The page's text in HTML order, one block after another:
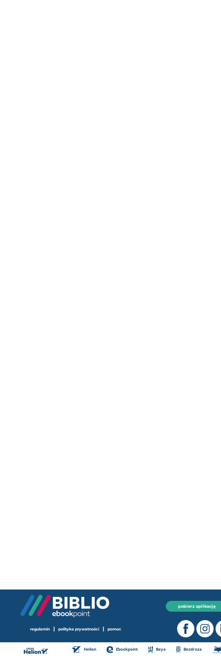
pobierz aplikację
regulamin | polityka prywatności | pomoc
Helion Ebookpoint Beya Bezdroza